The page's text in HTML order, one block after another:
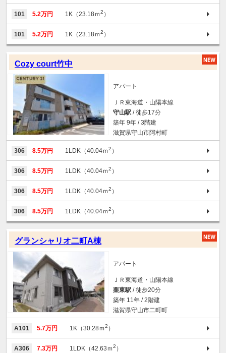
101 5.2万円 1K（23.18ｍ2 ）
101 5.2万円 1K（23.18ｍ2 ）
Cozy court竹中
アパート
ＪＲ東海道・山陽本線
守山駅 / 徒歩17分
築年 9年 / 3階建
滋賀県守山市阿村町
306 8.5万円 1LDK（40.04ｍ2 ）
306 8.5万円 1LDK（40.04ｍ2 ）
306 8.5万円 1LDK（40.04ｍ2 ）
306 8.5万円 1LDK（40.04ｍ2 ）
グランシャリオ二町A棟
アパート
ＪＲ東海道・山陽本線
栗東駅 / 徒歩20分
築年 11年 / 2階建
滋賀県守山市二町町
A101 5.7万円 1K（30.28ｍ2 ）
A306 7.3万円 1LDK（42.63ｍ2 ）